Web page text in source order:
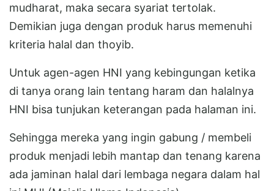
mudharat, maka secara syariat tertolak.
Demikian juga dengan produk harus memenuhi
kriteria halal dan thoyib.
Untuk agen-agen HNI yang kebingungan ketika
di tanya orang lain tentang haram dan halalnya
HNI bisa tunjukan keterangan pada halaman ini.
Sehingga mereka yang ingin gabung / membeli
produk menjadi lebih mantap dan tenang karena
ada jaminan halal dari lembaga negara dalam hal